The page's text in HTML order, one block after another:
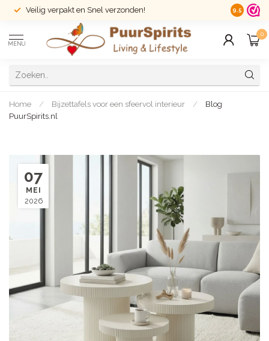
Veilig verpakt en Snel verzonden! 14 dagen
9.5
MENU
0
Home / Bijzettafels voor een sfeervol interieur /
Blog
PuurSpirits.nl
07
MEI
2026